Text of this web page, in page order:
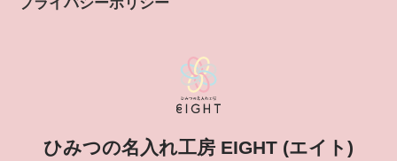
プライバシーポリシー
ひみつの名入れ工房 EIGHT (エイト)